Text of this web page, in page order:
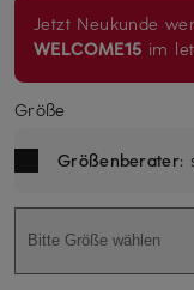
Jetzt Neukunde
WELCOME15 im
Größe
Größenberater:
Bitte Größe wählen